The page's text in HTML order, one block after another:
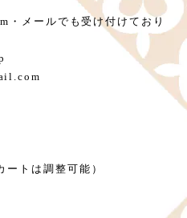
・メールでも受け付けており
トは調整可能）